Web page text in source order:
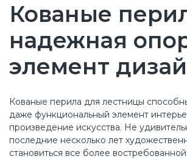
Кованые
надежная
элемент
Кованые перила для лестницы
даже функциональный элемент
произведение искусства. Не
последние несколько лет
становиться все более